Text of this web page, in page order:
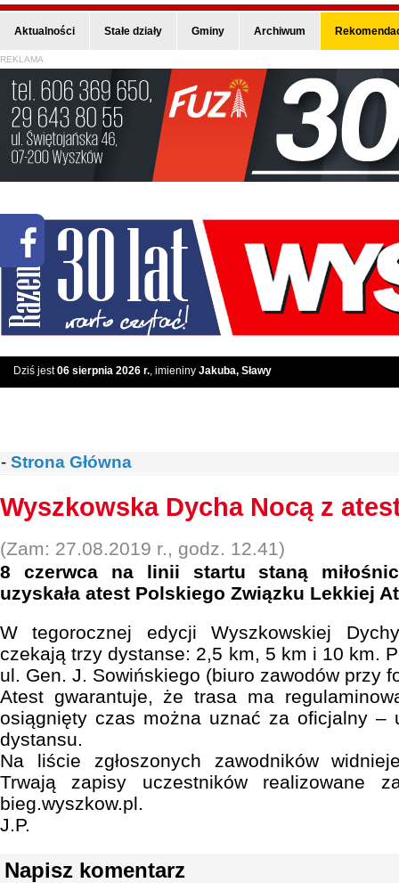
Aktualności Stałe działy Gminy Archiwum
REKLAMA
Dziś jest06 sierpnia 2026 r., imieniny Jakuba, Sławy
- Strona Główna
Wyszkowska Dycha Nocą z
(Zam: 27.08.2019 r., godz. 12.41)
8 czerwca na linii startu staną
uzyskała atest Polskiego Związku Lekkiej
W tegorocznej edycji Wyszkowskiej
czekają trzy dystanse: 2,5 km, 5 km i 10 km.
ul. Gen. J. Sowińskiego (biuro zawodów przy
Atest gwarantuje, że trasa ma
osiągnięty czas można uznać za oficjalny –
dystansu.
Na liście zgłoszonych zawodników
Trwają zapisy uczestników realizowane
bieg.wyszkow.pl.
J.P.
Napisz komentarz